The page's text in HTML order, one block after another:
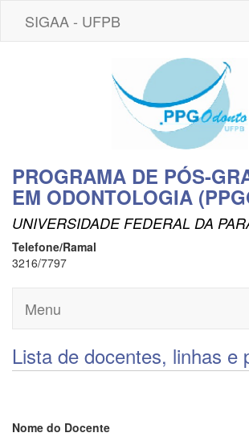
SIGAA - UFPB
PROGRAMA DE PÓS-
EM ODONTOLOGIA
UNIVERSIDADE FEDERAL DA
Telefone/Ramal
3216/7797
Menu
Lista de docentes, linhas e
Nome do Docente